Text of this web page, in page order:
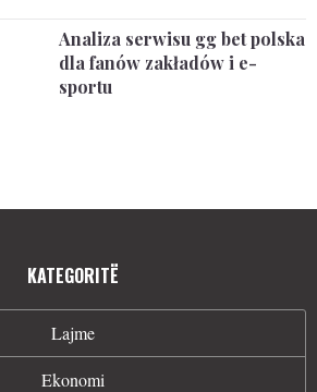
Analiza serwisu gg bet polska
dla fanów zakładów i e-
sportu
KATEGORITË
Lajme
Ekonomi